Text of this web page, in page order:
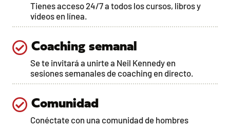
Tienes acceso 24/7 a todos los cursos, libros y
vídeos en línea.
Coaching semanal
Se te invitará a unirte a Neil Kennedy en
sesiones semanales de coaching en directo.
Comunidad
Conéctate con una comunidad de hombres